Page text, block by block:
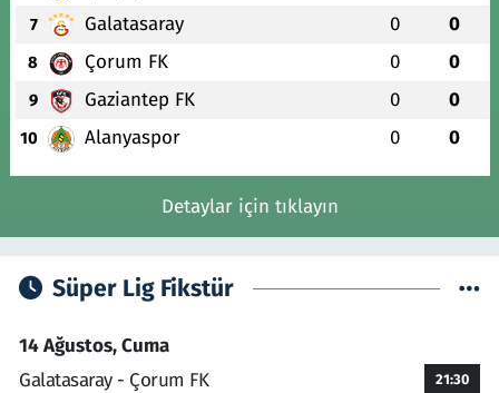
7 Galatasaray 0 0
8 Çorum FK 0 0
9 Gaziantep FK 0 0
10 Alanyaspor 0 0
Detaylar için tıklayın
Süper Lig Fikstür
14 Ağustos, Cuma
Galatasaray - Çorum FK
21:30